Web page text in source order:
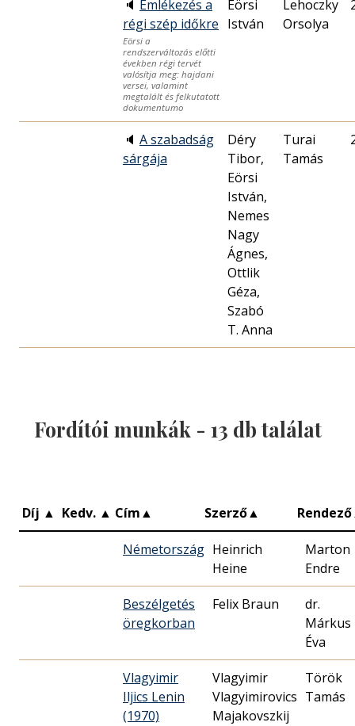
🔈 Emlékezés a
régi szép időkre
Eörsi a
rendszerváltozás előtti
években régi tervét
valósítja meg: hajdani
versei, valamint
megtalált és felkutatott
dokumentumo
Eörsi
István
Lehoczky
Orsolya
🔈 A szabadság
sárgája
Déry
Tibor,
Eörsi
István,
Nemes
Nagy
Ágnes,
Ottlik
Géza,
Szabó
T. Anna
Turai
Tamás
Fordítói munkák - 13 db találat
Díj ▲ Kedv. ▲ Cím▲ Szerző▲ Rendező
Németország Heinrich
Heine
Marton
Endre
Beszélgetés
öregkorban
Felix Braun
dr.
Márkus
Éva
Vlagyimir
Iljics Lenin
(1970)
Vlagyimir
Vlagyimirovics
Majakovszkij
Török
Tamás